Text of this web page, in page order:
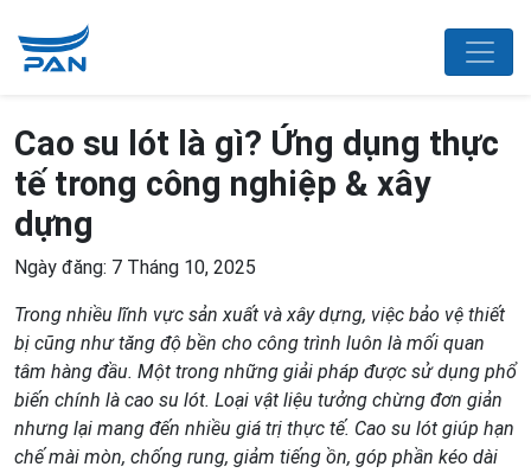
Cao su lót là gì? Ứng dụng thực
tế trong công nghiệp & xây
dựng
Ngày đăng: 7 Tháng 10, 2025
Trong nhiều lĩnh vực sản xuất và xây dựng, việc bảo vệ thiết
bị cũng như tăng độ bền cho công trình luôn là mối quan
tâm hàng đầu. Một trong những giải pháp được sử dụng phổ
biến chính là cao su lót. Loại vật liệu tưởng chừng đơn giản
nhưng lại mang đến nhiều giá trị thực tế. Cao su lót giúp hạn
chế mài mòn, chống rung, giảm tiếng ồn, góp phần kéo dài